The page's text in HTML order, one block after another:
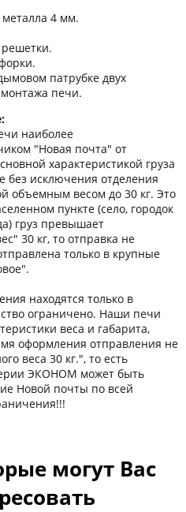
4 мм.
патрубке двух
монтажа печи.
наиболее
"Новая почта" от
характеристикой груза
без исключения отделения
объемным весом до 30 кг. Это
пункте (село, городок
груз превышает
30 кг, то отправка не
​​только в крупные
находятся только в
ограничено. Наши печи
веса и габарита,
оформления отправления не
веса 30 кг.", то есть
ЭКОНОМ может быть
Новой почты по всей
могут Вас